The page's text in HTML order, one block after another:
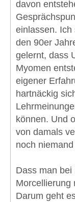
davon
einlassen. Ich
den 90er
gelernt, dass
Myomen
eigener
hartnäckig
können. Und
von damals
noch
Dass man bei
Morcellierung
Darum geht